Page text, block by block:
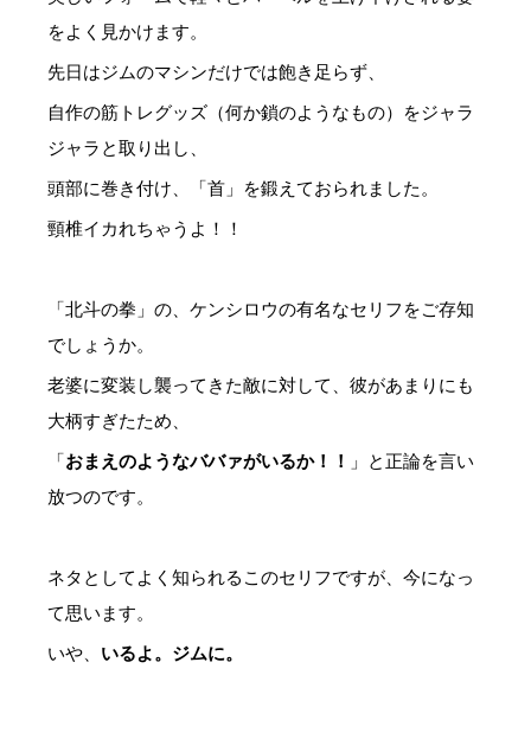
をよく見かけます。
先日はジムのマシンだけでは飽き足らず、
自作の筋トレグッズ（何か鎖のようなもの）をジャラ
ジャラと取り出し、
頭部に巻き付け、「首」を鍛えておられました。
頸椎イカれちゃうよ！！
「北斗の拳」の、ケンシロウの有名なセリフをご存知
でしょうか。
老婆に変装し襲ってきた敵に対して、彼があまりにも
大柄すぎたため、
「おまえのようなババァがいるか！！ 」と正論を言い
放つのです。
ネタとしてよく知られるこのセリフですが、今になっ
て思います。
いや、 いるよ。ジムに。